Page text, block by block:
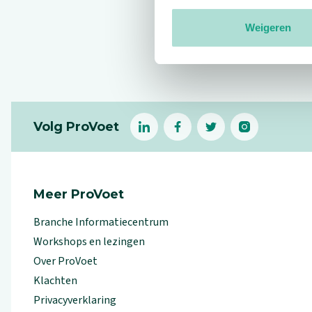
Weigeren
Reviews
Volg ProVoet
linkedin (Let op uitgaande link)
facebook(Let op uitgaande
twitter(Let op
instagram
Meer ProVoet
Branche Informatiecentrum
Workshops en lezingen
Over ProVoet
Klachten
Privacyverklaring